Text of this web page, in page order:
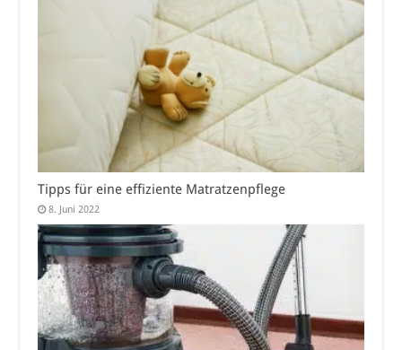
Tipps für eine effiziente Matratzenpflege
8. Juni 2022